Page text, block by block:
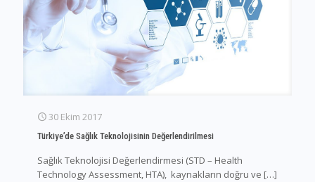
30 Ekim 2017
Türkiye’de Sağlık Teknolojisinin Değerlendirilmesi
Sağlık Teknolojisi Değerlendirmesi (STD – Health
Technology Assessment, HTA), kaynakların doğru ve […]